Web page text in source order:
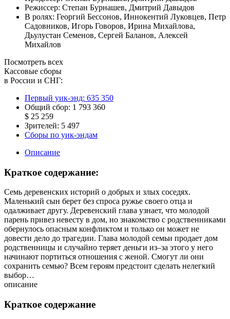
Режиссер: Степан Бурнашев, Дмитрий Давыдов
В ролях: Георгий Бессонов, Иннокентий Луковцев, Петр
Садовников, Игорь Говоров, Ирина Михайлова,
Дьулустан Семенов, Сергей Баланов, Алексей
Михайлов
Посмотреть всех
Кассовые сборы
в России и СНГ:
Первый уик-энд: 635 350
Общий сбор: 1 793 360
$ 25 259
Зрителей: 5 497
Сборы по уик-эндам
Описание
Краткое содержание:
Семь деревенских историй о добрых и злых соседях.
Маленький сын берет без спроса ружье своего отца и
одалживает другу. Деревенский глава узнает, что молодой
парень привез невесту в дом, но знакомство с родственниками
обернулось опасным конфликтом и только он может не
довести дело до трагедии. Глава молодой семьи продает дом
родственницы и случайно теряет деньги из–за этого у него
начинают портиться отношения с женой. Смогут ли они
сохранить семью? Всем героям предстоит сделать нелегкий
выбор…
описание
Краткое содержание